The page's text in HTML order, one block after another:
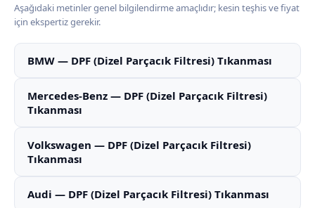
Aşağıdaki metinler genel bilgilendirme amaçlıdır; kesin teşhis ve fiyat
için ekspertiz gerekir.
BMW — DPF (Dizel Parçacık Filtresi) Tıkanması
Mercedes-Benz — DPF (Dizel Parçacık Filtresi)
Tıkanması
Volkswagen — DPF (Dizel Parçacık Filtresi)
Tıkanması
Audi — DPF (Dizel Parçacık Filtresi) Tıkanması